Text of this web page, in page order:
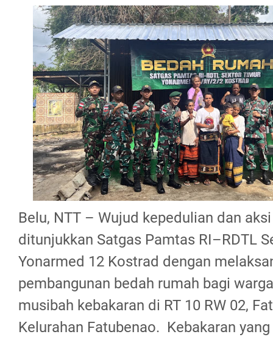
Belu, NTT – Wujud kepedulian dan
ditunjukkan Satgas Pamtas RI–RDTL
Yonarmed 12 Kostrad dengan
pembangunan bedah rumah bagi
musibah kebakaran di RT 10 RW 02,
Kelurahan Fatubenao. Kebakaran